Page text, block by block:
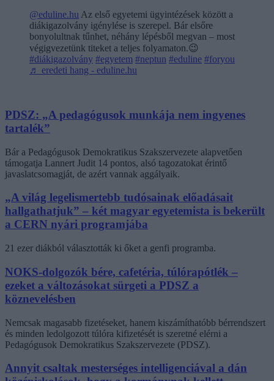
@eduline.hu Az első egyetemi ügyintézések között a
diákigazolvány igénylése is szerepel. Bár elsőre
bonyolultnak tűnhet, néhány lépésből megvan – most
végigvezetünk titeket a teljes folyamaton.😉
#diákigazolvány #egyetem #neptun #eduline #foryou
♬ eredeti hang - eduline.hu
PDSZ: „A pedagógusok munkája nem ingyenes
tartalék”
Bár a Pedagógusok Demokratikus Szakszervezete alapvetően
támogatja Lannert Judit 14 pontos, alsó tagozatokat érintő
javaslatcsomagját, de azért vannak aggályaik.
„A világ legelismertebb tudósainak előadásait
hallgathatjuk” – két magyar egyetemista is bekerült
a CERN nyári programjába
21 ezer diákból választották ki őket a genfi programba.
NOKS-dolgozók bére, cafetéria, túlórapótlék –
ezeket a változásokat sürgeti a PDSZ a
köznevelésben
Nemcsak magasabb fizetéseket, hanem kiszámíthatóbb bérrendszert
és minden ledolgozott túlóra kifizetését is szeretné elérni a
Pedagógusok Demokratikus Szakszervezete (PDSZ).
Annyit csaltak mesterséges intelligenciával a dán